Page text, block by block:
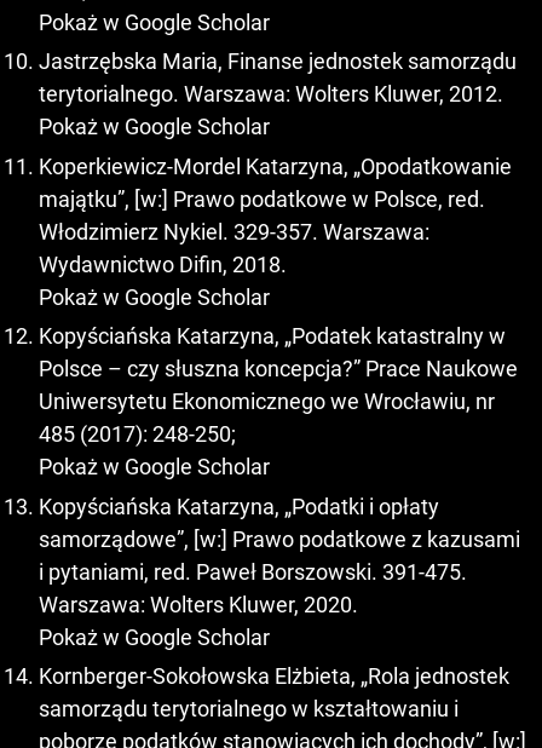
Pokaż w Google Scholar
Jastrzębska Maria, Finanse jednostek samorządu
terytorialnego. Warszawa: Wolters Kluwer, 2012.
Pokaż w Google Scholar
Koperkiewicz-Mordel Katarzyna, „Opodatkowanie
majątku”, [w:] Prawo podatkowe w Polsce, red.
Włodzimierz Nykiel. 329-357. Warszawa:
Wydawnictwo Difin, 2018.
Pokaż w Google Scholar
Kopyściańska Katarzyna, „Podatek katastralny w
Polsce – czy słuszna koncepcja?” Prace Naukowe
Uniwersytetu Ekonomicznego we Wrocławiu, nr
485 (2017): 248-250;
Pokaż w Google Scholar
Kopyściańska Katarzyna, „Podatki i opłaty
samorządowe”, [w:] Prawo podatkowe z kazusami
i pytaniami, red. Paweł Borszowski. 391-475.
Warszawa: Wolters Kluwer, 2020.
Pokaż w Google Scholar
Kornberger-Sokołowska Elżbieta, „Rola jednostek
samorządu terytorialnego w kształtowaniu i
poborze podatków stanowiących ich dochody”, [w:]